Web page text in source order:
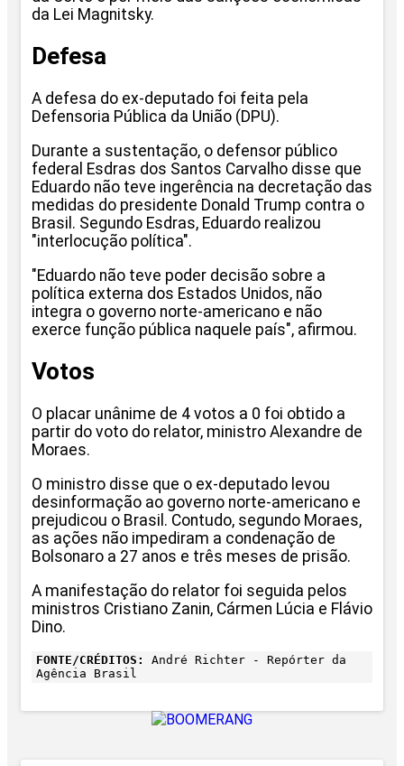
da Lei Magnitsky.
Defesa
A defesa do ex-deputado foi feita pela
Defensoria Pública da União (DPU).
Durante a sustentação, o defensor público
federal Esdras dos Santos Carvalho disse que
Eduardo não teve ingerência na decretação das
medidas do presidente Donald Trump contra o
Brasil. Segundo Esdras, Eduardo realizou
"interlocução política".
"Eduardo não teve poder decisão sobre a
política externa dos Estados Unidos, não
integra o governo norte-americano e não
exerce função pública naquele país", afirmou.
Votos
O placar unânime de 4 votos a 0 foi obtido a
partir do voto do relator, ministro Alexandre de
Moraes.
O ministro disse que o ex-deputado levou
desinformação ao governo norte-americano e
prejudicou o Brasil. Contudo, segundo Moraes,
as ações não impediram a condenação de
Bolsonaro a 27 anos e três meses de prisão.
A manifestação do relator foi seguida pelos
ministros Cristiano Zanin, Cármen Lúcia e Flávio
Dino.
FONTE/CRÉDITOS:
André Richter - Repórter da
Agência Brasil